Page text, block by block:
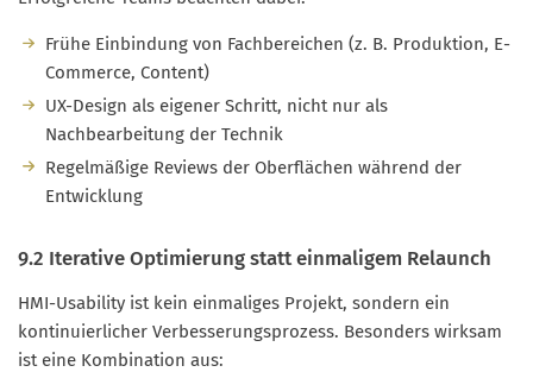
Frühe Einbindung von Fachbereichen (z. B. Produktion, E-
Commerce, Content)
UX-Design als eigener Schritt, nicht nur als
Nachbearbeitung der Technik
Regelmäßige Reviews der Oberflächen während der
Entwicklung
9.2 Iterative Optimierung statt einmaligem Relaunch
HMI-Usability ist kein einmaliges Projekt, sondern ein
kontinuierlicher Verbesserungsprozess. Besonders wirksam
ist eine Kombination aus: